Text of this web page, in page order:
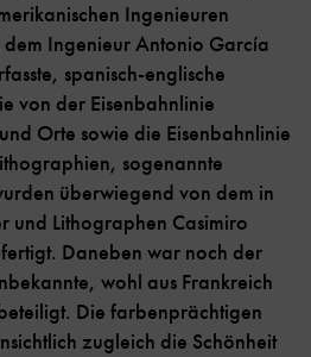
Ingenieuren
Ingenieur Antonio García
spanisch-englische
von der Eisenbahnlinie
Orte sowie die Eisenbahnlinie
sogenannte
überwiegend von dem in
und Lithographen Casimiro
Daneben war noch der
wohl aus Frankreich
Die farbenprächtigen
zugleich die Schönheit